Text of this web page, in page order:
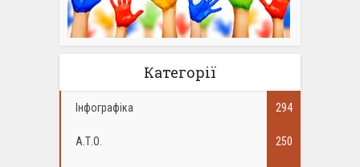
Категорії
Інфографіка 294
А.Т.О. 250